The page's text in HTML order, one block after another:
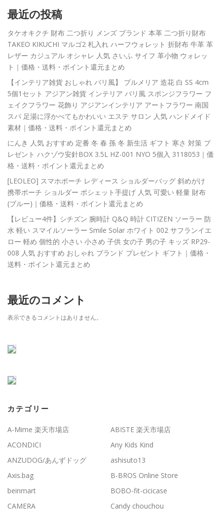
最近の投稿
タケオキクチ 財布 二つ折り メンズ ブランド 本革 二つ折り財布
TAKEO KIKUCHI マルゴ2 札入れ ハーフウォレット 折財布 牛革 革
レザー カジュアル オシャレ 人気 さいふ サイフ 革小物 ウォレッ
ト｜価格・送料・ポイント還元まとめ
【インテリア雑貨 おしゃれ バリ風】 プルメリア 造花 白 SS 4cm
5個1セット アジアン雑貨 インテリア バリ風 スポンジフラワー フ
ェイクフラワー 花飾り アジアンインテリア アートフラワー 南国
スパ 足湯に浮かべてもかわいい エステ サロン 人気 ハンドメイド
素材｜価格・送料・ポイント還元まとめ
にんき 人気 おすすめ 定番 冬 春 孫 冬 新生活 ギフト 寒さ 対策 プ
レゼント ハクゾウ安針BOX 3.5L HZ-001 NYO 5個入 3118053｜価
格・送料・ポイント還元まとめ
[LEOLEO] スマホポーチ レディース ショルダーバッグ 斜めがけ
携帯ポーチ ショルダー ポシェット手提げ 人気 可愛い 軽量 財布
(ブルー)｜価格・送料・ポイント還元まとめ
【レビュー4件】シチズン 腕時計 Q&Q 時計 CITIZEN ソーラー 防
水 軽い スマイルソーラー Smile Solar ホワイト 002 サフランイエ
ロー 軽め 個性的 小さい 小さめ 子供 女の子 男の子 キッズ RP29-
008 人気 おすすめ おしゃれ ブランド プレゼント ギフト｜価格・
送料・ポイント還元まとめ
最近のコメント
表示できるコメントはありません。
カテゴリー
A-Mime 楽天市場店
ABISTE 楽天市場店
ACONDICI
Any Kids Kind
ANZUDOG/あんずドッグ
ashisuto13
Axis.bag
B-BROS Online Store
beinmart
BOBO-fit-cicicase
CAMERA
Candy chouchou